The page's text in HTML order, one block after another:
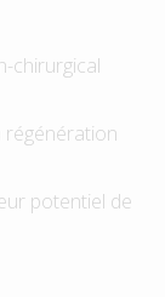
chirurgical
régénération
potentiel de